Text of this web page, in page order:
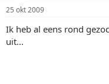
a
r
t
e
u
m
25 okt 2009
Ik heb al eens rond
uit...